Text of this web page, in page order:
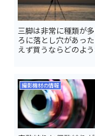
三脚は非常に種類が
ろに落とし穴があっ
えず買うならどのよ
撮影機材の情報